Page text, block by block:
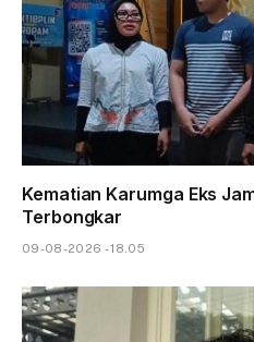
Kematian Karumga Eks
Terbongkar
09-08-2026 - 18.05